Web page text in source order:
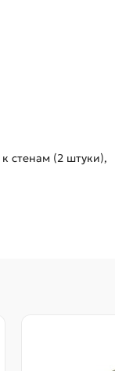
стенам (2 штуки),